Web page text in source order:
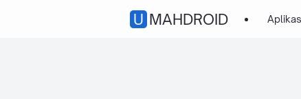
UMAHDROID